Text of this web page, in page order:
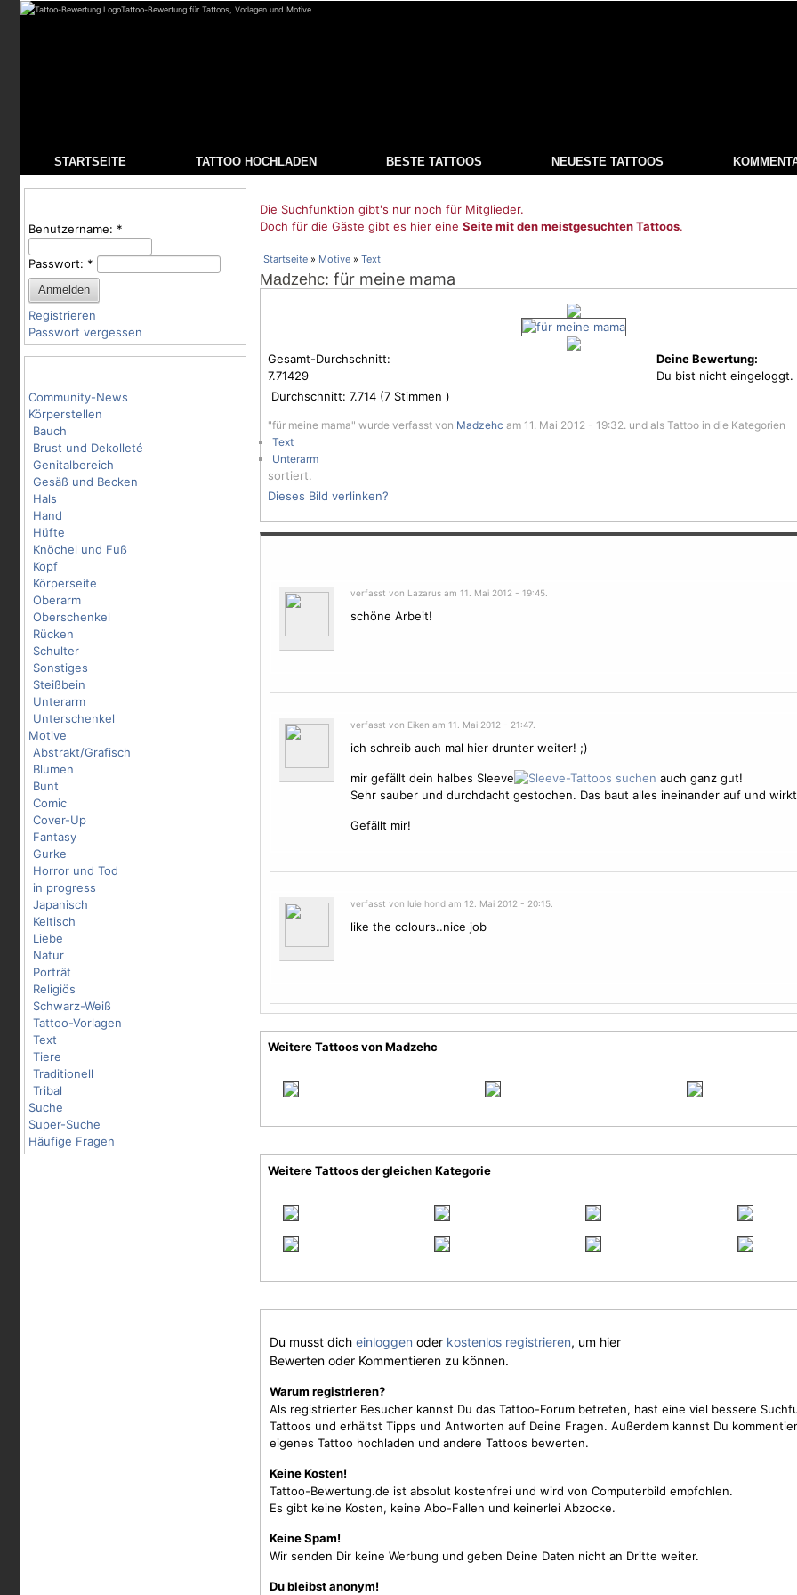
Tattoo-Bewertung für Tattoos, Vorlagen und Motive
STARTSEITE TATTOO HOCHLADEN BESTE TATTOOS NEUESTE TATTOOS
Benutzername: *
Passwort: *
Registrieren
Passwort vergessen
Community-News
Körperstellen
Bauch
Brust und Dekolleté
Genitalbereich
Gesäß und Becken
Hals
Hand
Hüfte
Knöchel und Fuß
Kopf
Körperseite
Oberarm
Oberschenkel
Rücken
Schulter
Sonstiges
Steißbein
Unterarm
Unterschenkel
Motive
Abstrakt/Grafisch
Blumen
Bunt
Comic
Cover-Up
Fantasy
Gurke
Horror und Tod
in progress
Japanisch
Keltisch
Liebe
Natur
Porträt
Religiös
Schwarz-Weiß
Tattoo-Vorlagen
Text
Tiere
Traditionell
Tribal
Suche
Super-Suche
Häufige Fragen
Die Suchfunktion gibt's nur noch für Mitglieder.
Doch für die Gäste gibt es hier eine Seite mit den meistgesuchten Tattoos.
Startseite » Motive » Text
Madzehc: für meine mama
Gesamt-Durchschnitt:
7.71429
Durchschnitt: 7.714 (7 Stimmen )
Deine Bewertung:
Du bist nicht eingeloggt.
"für meine mama" wurde verfasst von Madzehc am 11. Mai 2012 - 19:32. und als Tattoo in die Kategorien
Text
Unterarm
sortiert.
Dieses Bild verlinken?
verfasst von Lazarus am 11. Mai 2012 - 19:45.
schöne Arbeit!
verfasst von Eiken am 11. Mai 2012 - 21:47.
ich schreib auch mal hier drunter weiter! ;)
mir gefällt dein halbes Sleeve
auch ganz gut!
Sehr sauber und durchdacht gestochen. Das baut alles ineinander auf und
Gefällt mir!
verfasst von luie hond am 12. Mai 2012 - 20:15.
like the colours..nice job
Weitere Tattoos von Madzehc
Weitere Tattoos der gleichen Kategorie
Du musst dich einloggen oder kostenlos registrieren, um hier
Bewerten oder Kommentieren zu können.
Warum registrieren?
Als registrierter Besucher kannst Du das Tattoo-Forum betreten, hast eine viel bessere
Tattoos und erhältst Tipps und Antworten auf Deine Fragen. Außerdem kannst Du
eigenes Tattoo hochladen und andere Tattoos bewerten.
Keine Kosten!
Tattoo-Bewertung.de ist absolut kostenfrei und wird von Computerbild empfohlen.
Es gibt keine Kosten, keine Abo-Fallen und keinerlei Abzocke.
Keine Spam!
Wir senden Dir keine Werbung und geben Deine Daten nicht an Dritte weiter.
Du bleibst anonym!